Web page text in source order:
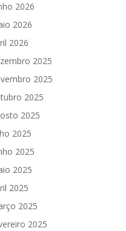
2026
2026
2026
2025
2025
2025
2025
2025
2025
2025
2025
2025
2025